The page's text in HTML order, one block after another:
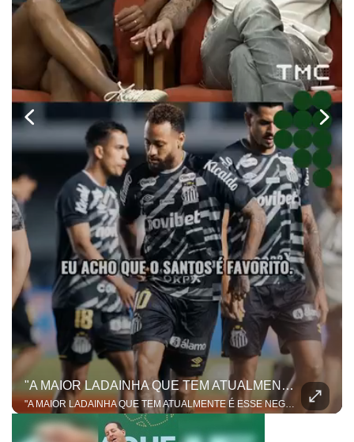
"A MAIOR LADAINHA QUE TEM ATUALMENTE É ESSE NEGÓCIO!
"A MAIOR LADAINHA QUE TEM ATUALMENTE É ESSE NEGÓCIO!" A resenha sobre o duelo entre Santos e Remo pegou fogo e colocou o Benja e o Dentinho em lados opostos da mesa! Tudo começou quando o ex-jogador mandou a real dizendo que o favoritismo e a tradição do Peixe vão pesar no jogo de volta da Copa do Brasil. Mas nosso apresentador não deixou passar batido e contestou. Para ele, esse papo de "peso de camisa" ficou no passado e não entra mais em campo no futebol moderno!